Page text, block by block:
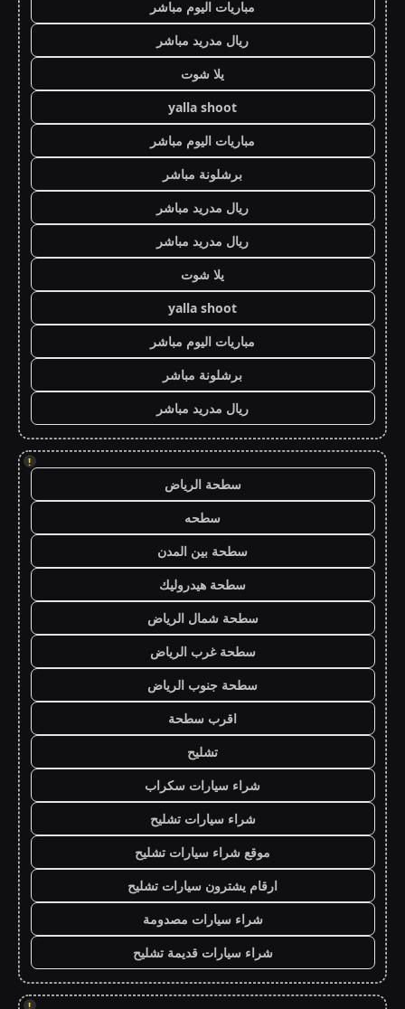
مباريات اليوم مباشر
ريال مدريد مباشر
يلا شوت
yalla shoot
مباريات اليوم مباشر
برشلونة مباشر
ريال مدريد مباشر
ريال مدريد مباشر
يلا شوت
yalla shoot
مباريات اليوم مباشر
برشلونة مباشر
ريال مدريد مباشر
!
سطحة الرياض
سطحه
سطحة بين المدن
سطحة هيدروليك
سطحة شمال الرياض
سطحة غرب الرياض
سطحة جنوب الرياض
اقرب سطحة
تشليح
شراء سيارات سكراب
شراء سيارات تشليح
موقع شراء سيارات تشليح
ارقام يشترون سيارات تشليح
شراء سيارات مصدومة
شراء سيارات قديمة تشليح
!